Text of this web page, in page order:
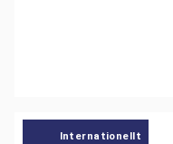
Internationellt